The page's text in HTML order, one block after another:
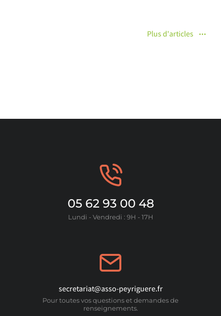
Plus d'articles
05 62 93 00 48
Lundi - Vendredi : 9H - 17H
secretariat@asso-peyriguere.fr
Pour toutes vos questions et demandes de
renseignements.